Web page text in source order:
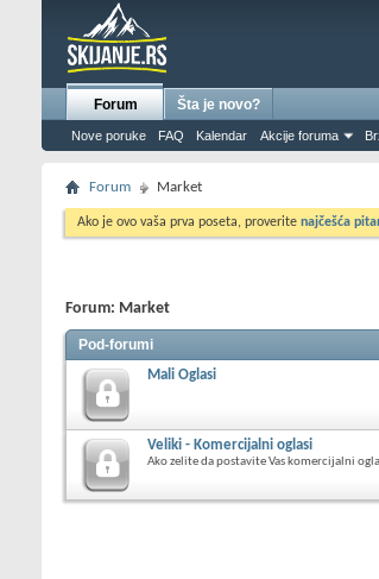
Forum
Nove poruke FAQ Kalendar Akcije foruma
Šta je novo?
Forum Market
Ako je ovo vaša prva poseta, proverite najčešća
Forum: Market
Pod-forumi
Mali Oglasi
Veliki - Komercijalni oglasi
Ako zelite da postavite Vas komercijalni